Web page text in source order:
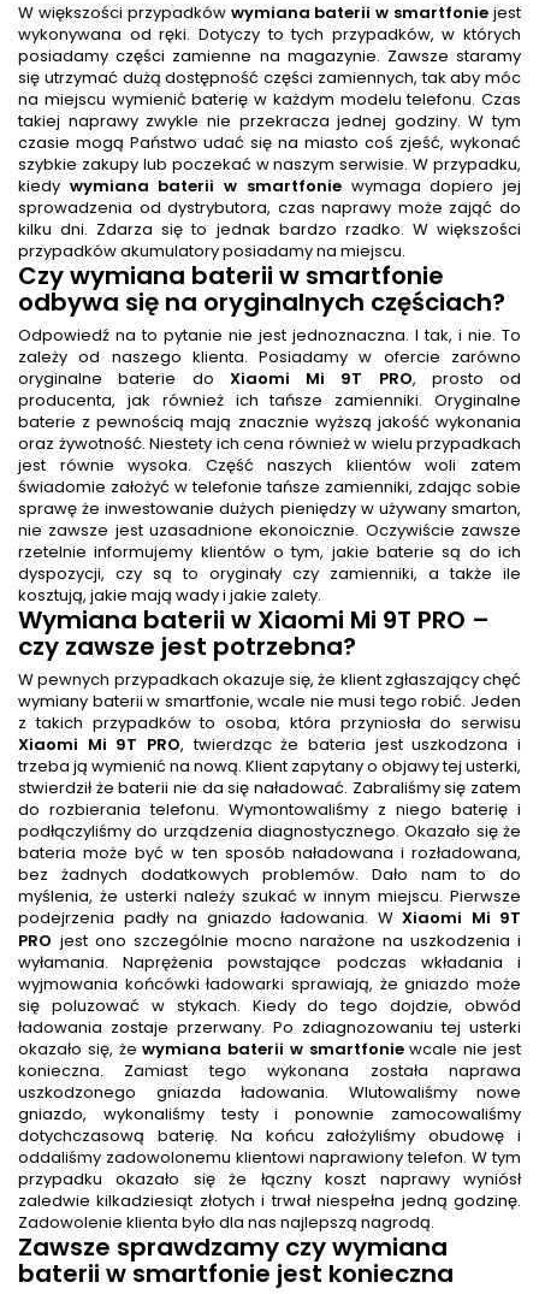
W większości przypadków wymiana baterii w smartfonie jest
wykonywana od ręki. Dotyczy to tych przypadków, w których
posiadamy części zamienne na magazynie. Zawsze staramy
się utrzymać dużą dostępność części zamiennych, tak aby móc
na miejscu wymienić baterię w każdym modelu telefonu. Czas
takiej naprawy zwykle nie przekracza jednej godziny. W tym
czasie mogą Państwo udać się na miasto coś zjeść, wykonać
szybkie zakupy lub poczekać w naszym serwisie. W przypadku,
kiedy wymiana baterii w smartfoniewymaga dopiero jej
sprowadzenia od dystrybutora, czas naprawy może zająć do
kilku dni. Zdarza się to jednak bardzo rzadko. W większości
przypadków akumulatory posiadamy na miejscu.
Czywymiana baterii w smartfonie
odbywa się na oryginalnych częściach?
Odpowiedź na to pytanie nie jest jednoznaczna. I tak, i nie. To
zależy od naszego klienta. Posiadamy w ofercie zarówno
oryginalne baterie do Xiaomi Mi 9T PRO, prosto od
producenta, jak również ich tańsze zamienniki. Oryginalne
baterie z pewnością mają znacznie wyższą jakość wykonania
oraz żywotność. Niestety ich cena również w wielu przypadkach
jest równie wysoka. Część naszych klientów woli zatem
świadomie założyć w telefonie tańsze zamienniki, zdając sobie
sprawę że inwestowanie dużych pieniędzy w używany smarton,
nie zawsze jest uzasadnione ekonoicznie. Oczywiście zawsze
rzetelnie informujemy klientów o tym, jakie baterie są do ich
dyspozycji, czy są to oryginały czy zamienniki, a także ile
kosztują, jakie mają wady i jakie zalety.
Wymiana baterii w Xiaomi Mi 9T PRO –
czy zawsze jest potrzebna?
W pewnych przypadkach okazuje się, że klient zgłaszający chęć
wymiany baterii w smartfonie, wcale nie musi tego robić. Jeden
z takich przypadków to osoba, która przyniosła do serwisu
Xiaomi Mi 9T PRO, twierdząc że bateria jest uszkodzona i
trzeba ją wymienić na nową. Klient zapytany o objawy tej usterki,
stwierdził że baterii nie da się naładować. Zabraliśmy się zatem
do rozbierania telefonu. Wymontowaliśmy z niego baterię i
podłączyliśmy do urządzenia diagnostycznego. Okazało się że
bateria może być w ten sposób naładowana i rozładowana,
bez żadnych dodatkowych problemów. Dało nam to do
myślenia, że usterki należy szukać w innym miejscu. Pierwsze
podejrzenia padły na gniazdo ładowania. W Xiaomi Mi 9T
PRO jest ono szczególnie mocno narażone na uszkodzenia i
wyłamania. Naprężenia powstające podczas wkładania i
wyjmowania końcówki ładowarki sprawiają, że gniazdo może
się poluzować w stykach. Kiedy do tego dojdzie, obwód
ładowania zostaje przerwany. Po zdiagnozowaniu tej usterki
okazało się, żewymiana baterii w smartfoniewcale nie jest
konieczna. Zamiast tego wykonana została naprawa
uszkodzonego gniazda ładowania. Wlutowaliśmy nowe
gniazdo, wykonaliśmy testy i ponownie zamocowaliśmy
dotychczasową baterię. Na końcu założyliśmy obudowę i
oddaliśmy zadowolonemu klientowi naprawiony telefon. W tym
przypadku okazało się że łączny koszt naprawy wyniósł
zaledwie kilkadziesiąt złotych i trwał niespełna jedną godzinę.
Zadowolenie klienta było dla nas najlepszą nagrodą.
Zawsze sprawdzamy czy wymiana
baterii w smartfonie jest konieczna